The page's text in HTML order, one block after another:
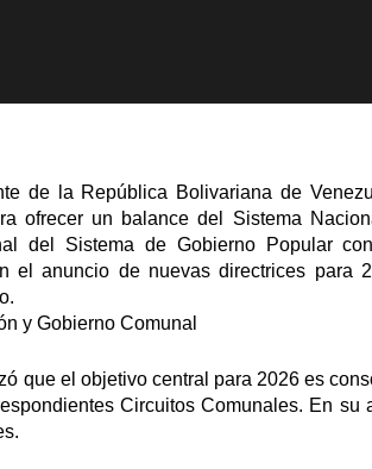
de la República Bolivariana de
ofrecer un balance del Sistema
del Sistema de Gobierno Popular
el anuncio de nuevas directrices para
y Gobierno Comunal
que el objetivo central para 2026 es
Circuitos Comunales. En